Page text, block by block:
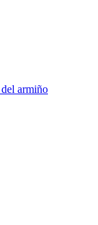
armiño